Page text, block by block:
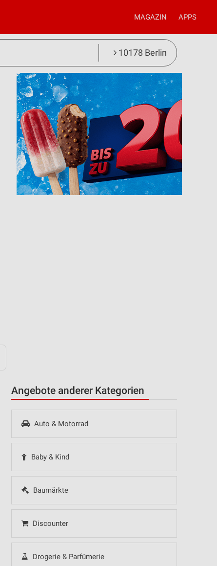
MAGAZIN APPS
10178 Berlin
Angebote anderer Kategorien
Auto & Motorrad
Baby & Kind
Baumärkte
Discounter
Drogerie & Parfümerie